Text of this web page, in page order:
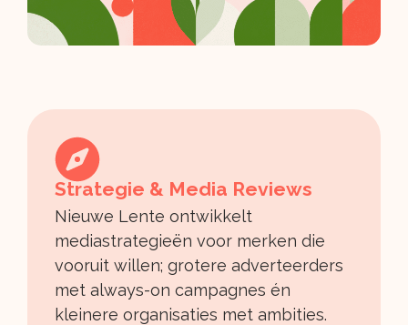
Strategie & Media Reviews
Nieuwe Lente ontwikkelt
mediastrategieën voor merken die
vooruit willen; grotere adverteerders
met always-on campagnes én
kleinere organisaties met ambities.